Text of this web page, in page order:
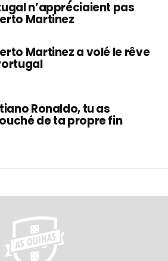
n’appréciaient pas
Martinez
Martinez a volé le rêve
Ronaldo, tu as
de ta propre fin